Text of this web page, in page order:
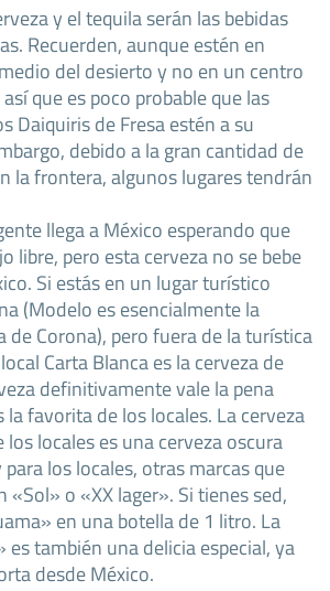
y el tequila serán las bebidas
Recuerden, aunque estén en
del desierto y no en un centro
que es poco probable que las
Daiquiris de Fresa estén a su
debido a la gran cantidad de
la frontera, algunos lugares tendrán
llega a México esperando que
libre, pero esta cerveza no se bebe
Si estás en un lugar turístico
(Modelo es esencialmente la
de Corona), pero fuera de la turística
Carta Blanca es la cerveza de
definitivamente vale la pena
la favorita de los locales. La cerveza
locales es una cerveza oscura
los locales, otras marcas que
«Sol» o «XX lager». Si tienes sed,
en una botella de 1 litro. La
es también una delicia especial, ya
desde México.